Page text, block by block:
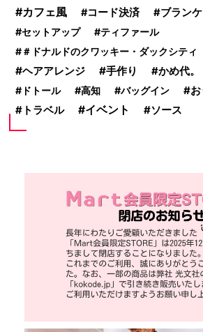
カフェ風 コード決済 ブラン
セットアップ
ティファール
＃ドナルドのクワッキー・ダックシティ
ヘアアレンジ 手作り かめ代。
ドトール
高知 バッグイン
トラベル イベント ソース